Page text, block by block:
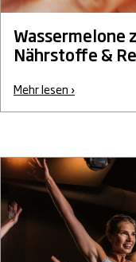
Wassermelone
Nährstoffe &
Mehr lesen ›